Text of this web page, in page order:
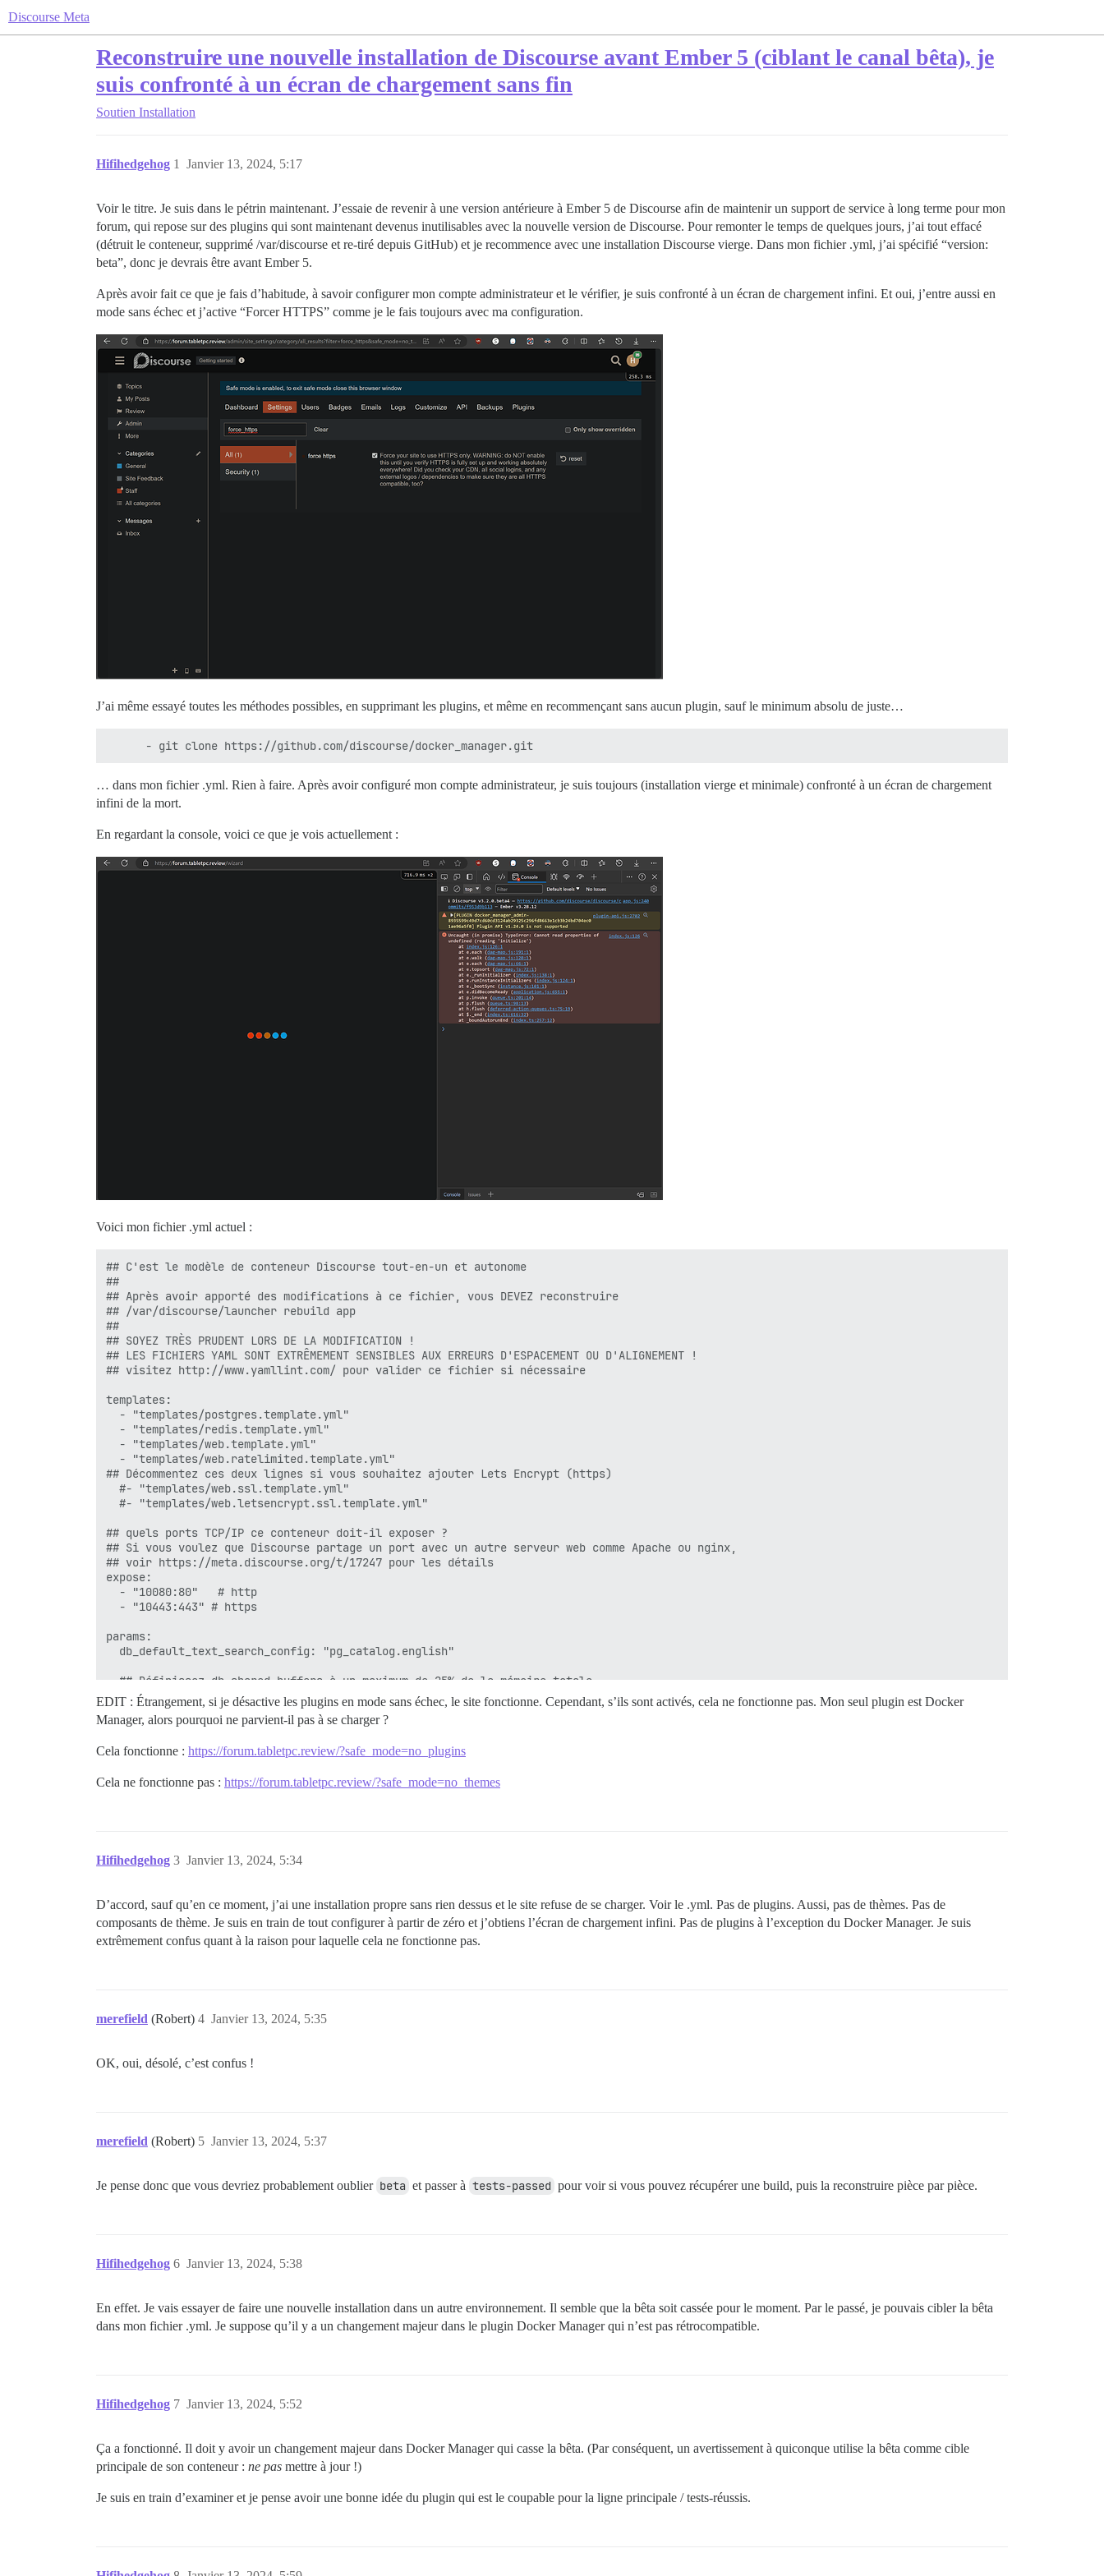
Discourse Meta
Reconstruire une nouvelle installation de Discourse avant Ember 5 (ciblant le canal bêta), je
suis confronté à un écran de chargement sans fin
Soutien Installation
Hifihedgehog Janvier 13, 2024, 5:17
1
Voir le titre. Je suis dans le pétrin maintenant. J’essaie de revenir à une version antérieure à Ember 5 de Discourse afin de maintenir un support de service à long terme pour mon
forum, qui repose sur des plugins qui sont maintenant devenus inutilisables avec la nouvelle version de Discourse. Pour remonter le temps de quelques jours, j’ai tout effacé
(détruit le conteneur, supprimé /var/discourse et re-tiré depuis GitHub) et je recommence avec une installation Discourse vierge. Dans mon fichier .yml, j’ai spécifié “version:
beta”, donc je devrais être avant Ember 5.
Après avoir fait ce que je fais d’habitude, à savoir configurer mon compte administrateur et le vérifier, je suis confronté à un écran de chargement infini. Et oui, j’entre aussi en
mode sans échec et j’active “Forcer HTTPS” comme je le fais toujours avec ma configuration.
J’ai même essayé toutes les méthodes possibles, en supprimant les plugins, et même en recommençant sans aucun plugin, sauf le minimum absolu de juste…
… dans mon fichier .yml. Rien à faire. Après avoir configuré mon compte administrateur, je suis toujours (installation vierge et minimale) confronté à un écran de chargement
infini de la mort.
En regardant la console, voici ce que je vois actuellement :
Voici mon fichier .yml actuel :
## C'est le modèle de conteneur Discourse tout-en-un et autonome
##
## Après avoir apporté des modifications à ce fichier, vous DEVEZ reconstruire
## /var/discourse/launcher rebuild app
##
## SOYEZ TRÈS PRUDENT LORS DE LA MODIFICATION !
## LES FICHIERS YAML SONT EXTRÊMEMENT SENSIBLES AUX ERREURS D'ESPACEMENT OU D'ALIGNEMENT !
## visitez http://www.yamllint.com/ pour valider ce fichier si nécessaire
templates:
  - "templates/postgres.template.yml"
  - "templates/redis.template.yml"
  - "templates/web.template.yml"
  - "templates/web.ratelimited.template.yml"
## Décommentez ces deux lignes si vous souhaitez ajouter Lets Encrypt (https)
  #- "templates/web.ssl.template.yml"
  #- "templates/web.letsencrypt.ssl.template.yml"
## quels ports TCP/IP ce conteneur doit-il exposer ?
## Si vous voulez que Discourse partage un port avec un autre serveur web comme Apache ou nginx,
## voir https://meta.discourse.org/t/17247 pour les détails
expose:
  - "10080:80"   # http
  - "10443:443" # https
params:
  db_default_text_search_config: "pg_catalog.english"
  ## Définissez db_shared_buffers à un maximum de 25% de la mémoire totale.
  ## sera défini automatiquement par bootstrap en fonction de la RAM détectée, ou vous pouvez le remplacer
  db_shared_buffers: "2048MB"
  #db_work_mem: "40MB"
  ## Quelle révision Git ce conteneur doit-il utiliser ? (défaut : tests-passed)
  # DISCOURSE_DEFAULT_LOCALE: en
  ## Combien de requêtes web simultanées sont prises en charge ? Dépend de la mémoire et des cœurs CPU.
  ## sera défini automatiquement par bootstrap en fonction des CPU détectés, ou vous pouvez le remplacer
  DISCOURSE_HOSTNAME: forum.tabletpc.review
  ## nom d'hôte (-h option) que celui spécifié ci-dessus (défaut "$hostname-$config")
  DISCOURSE_DEVELOPER_EMAILS: 'admin@tabletpc.review'
  # L'ADRESSE SMTP, le nom d'utilisateur et le mot de passe sont requis
  DISCOURSE_SMTP_PASSWORD: " [REDACTED]"
  #DISCOURSE_SMTP_ENABLE_START_TLS: true           # (facultatif, défaut true)
  ## Si vous avez ajouté le modèle Lets Encrypt, décommentez ci-dessous pour obtenir un certificat SSL gratuit
  #LETSENCRYPT_ACCOUNT_EMAIL: me@example.com
  DISCOURSE_MAXMIND_LICENSE_KEY: [REDACTED]
volumes:
  - volume:
      guest: /shared
## Les plugins vont ici
EDIT : Étrangement, si je désactive les plugins en mode sans échec, le site fonctionne. Cependant, s’ils sont activés, cela ne fonctionne pas. Mon seul plugin est Docker
Manager, alors pourquoi ne parvient-il pas à se charger ?
Cela fonctionne : https://forum.tabletpc.review/?safe_mode=no_plugins
Cela ne fonctionne pas : https://forum.tabletpc.review/?safe_mode=no_themes
Hifihedgehog Janvier 13, 2024, 5:34
3
D’accord, sauf qu’en ce moment, j’ai une installation propre sans rien dessus et le site refuse de se charger. Voir le .yml. Pas de plugins. Aussi, pas de thèmes. Pas de
composants de thème. Je suis en train de tout configurer à partir de zéro et j’obtiens l’écran de chargement infini. Pas de plugins à l’exception du Docker Manager. Je suis
extrêmement confus quant à la raison pour laquelle cela ne fonctionne pas.
merefield (Robert) Janvier 13, 2024, 5:35
4
OK, oui, désolé, c’est confus !
merefield (Robert) Janvier 13, 2024, 5:37
5
Je pense donc que vous devriez probablement oublier beta et passer à tests-passed pour voir si vous pouvez récupérer une build, puis la reconstruire pièce par pièce.
Hifihedgehog Janvier 13, 2024, 5:38
6
En effet. Je vais essayer de faire une nouvelle installation dans un autre environnement. Il semble que la bêta soit cassée pour le moment. Par le passé, je pouvais cibler la bêta
dans mon fichier .yml. Je suppose qu’il y a un changement majeur dans le plugin Docker Manager qui n’est pas rétrocompatible.
Hifihedgehog Janvier 13, 2024, 5:52
7
Ça a fonctionné. Il doit y avoir un changement majeur dans Docker Manager qui casse la bêta. (Par conséquent, un avertissement à quiconque utilise la bêta comme cible
principale de son conteneur : ne pas mettre à jour !)
Je suis en train d’examiner et je pense avoir une bonne idée du plugin qui est le coupable pour la ligne principale / tests-réussis.